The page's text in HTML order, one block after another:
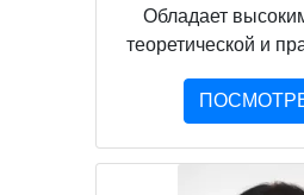
Обладает
теоретической и